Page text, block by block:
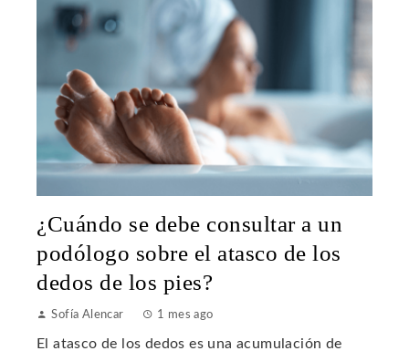
¿Cuándo se debe consultar a un
podólogo sobre el atasco de los
dedos de los pies?
Sofía Alencar 1 mes ago
El atasco de los dedos es una acumulación de